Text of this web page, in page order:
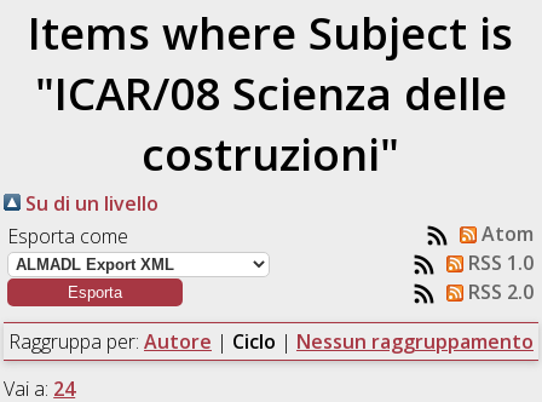
Items where Subject is
"ICAR/08 Scienza delle
costruzioni"
Su di un livello
Esporta come
Atom
RSS 1.0
RSS 2.0
Raggruppa per: Autore | Ciclo | Nessun raggruppamento
Vai a: 24